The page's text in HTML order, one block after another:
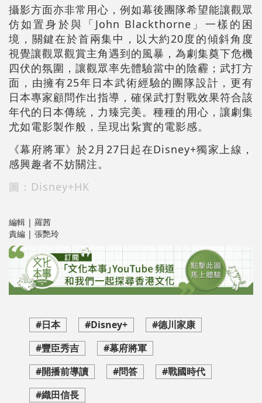
攝影方面亦非常用心，例如幕後團隊希望能讓觀眾
仿如置身於與「John Blackthorne」一樣的困
境，關鍵在於首兩集中，以大約20度的傾斜角度
視覺讓觀眾觀賞主角遇到的風暴，為劇集奠下危機
四伏的氛圍，讓觀眾率先體驗當中的陰霾；武打方
面，由擁有25年日本武術經驗的團隊設計，更有
日本專家顧問作出指導，確保武打對戰效果符合該
年代的日本傳統，力臻完美。種種的用心，讓劇集
尤如電影製作般，呈現出紥實的電影感。
《幕府將軍》於2月27日起在Disney+獨家上線，
感興趣者不妨關注。
圖：Disney+HK
編輯 | 羅茜
責編 | 張艷玲
#日本 #Disney+
#德川家康
#豐臣秀吉
#幕府將軍
#開播前導讀
#問答
#戰國時代
#織田信長